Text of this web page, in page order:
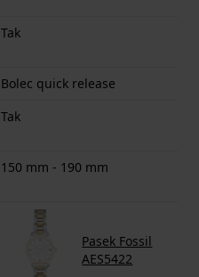
Tak
Bolec quick release
Tak
150 mm - 190 mm
Pasek Fossil
AES5422